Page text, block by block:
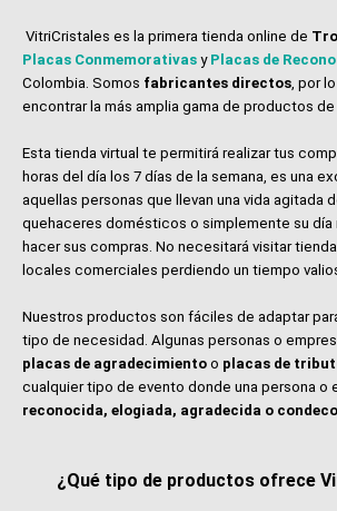
VitriCristales es la primera tienda online de
Placas Conmemorativas y Placas de
Colombia. Somos fabricantes directos, por
encontrar la más amplia gama de productos
Esta tienda virtual te permitirá realizar tus
horas del día los 7 días de la semana, es una
aquellas personas que llevan una vida agitada
quehaceres domésticos o simplemente su día
hacer sus compras. No necesitará visitar
locales comerciales perdiendo un tiempo
Nuestros productos son fáciles de adaptar
tipo de necesidad. Algunas personas o
placas de agradecimiento o placas de
cualquier tipo de evento donde una persona o
reconocida, elogiada, agradecida o
¿Qué tipo de productos ofrece